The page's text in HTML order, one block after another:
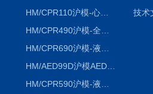
HM/CPR110沪模-心肺复苏模拟人胸外按压急救教学模型
HM/AED99D沪模AED99D自动体外除颤训练仪
技术